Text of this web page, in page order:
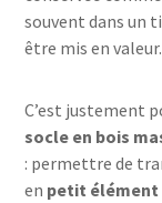
souvent dans un
être mis en valeur.
C’est justement
socle en bois
: permettre de
en petit